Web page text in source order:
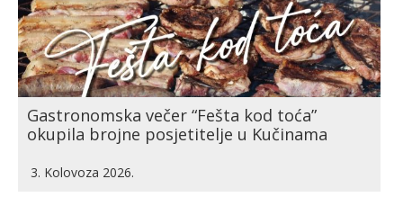
Gastronomska večer “Fešta kod toća”
okupila brojne posjetitelje u Kučinama
3. Kolovoza 2026.